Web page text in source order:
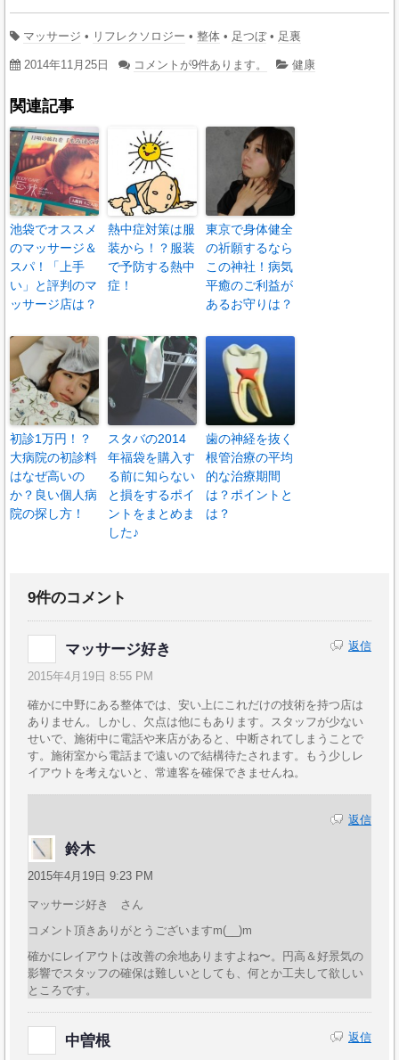
マッサージ • リフレクソロジー • 整体 • 足つぼ• 足裏
2014年11月25日 コメントが9件あります。 健康
関連記事
池袋でオススメ
のマッサージ＆
スパ！「上手
い」と評判のマ
ッサージ店は？
熱中症対策は服
装から！？服装
で予防する熱中
症！
東京で身体健全
の祈願するなら
この神社！病気
平癒のご利益が
あるお守りは？
初診1万円！？
大病院の初診料
はなぜ高いの
か？良い個人病
院の探し方！
スタバの2014
年福袋を購入す
る前に知らない
と損をするポイ
ントをまとめま
した♪
歯の神経を抜く
根管治療の平均
的な治療期間
は？ポイントと
は？
9件のコメント
マッサージ好き
2015年4月19日 8:55 PM
確かに中野にある整体では、安い上にこれだけの技術を持つ店は
ありません。しかし、欠点は他にもあります。スタッフが少ない
せいで、施術中に電話や来店があると、中断されてしまうことで
す。施術室から電話まで遠いので結構待たされます。もう少しレ
イアウトを考えないと、常連客を確保できませんね。
返信
鈴木
2015年4月19日 9:23 PM
マッサージ好き さん
コメント頂きありがとうございますm(__)m
確かにレイアウトは改善の余地ありますよね〜。円高＆好景気の
影響でスタッフの確保は難しいとしても、何とか工夫して欲しい
ところです。
返信
中曽根 返信